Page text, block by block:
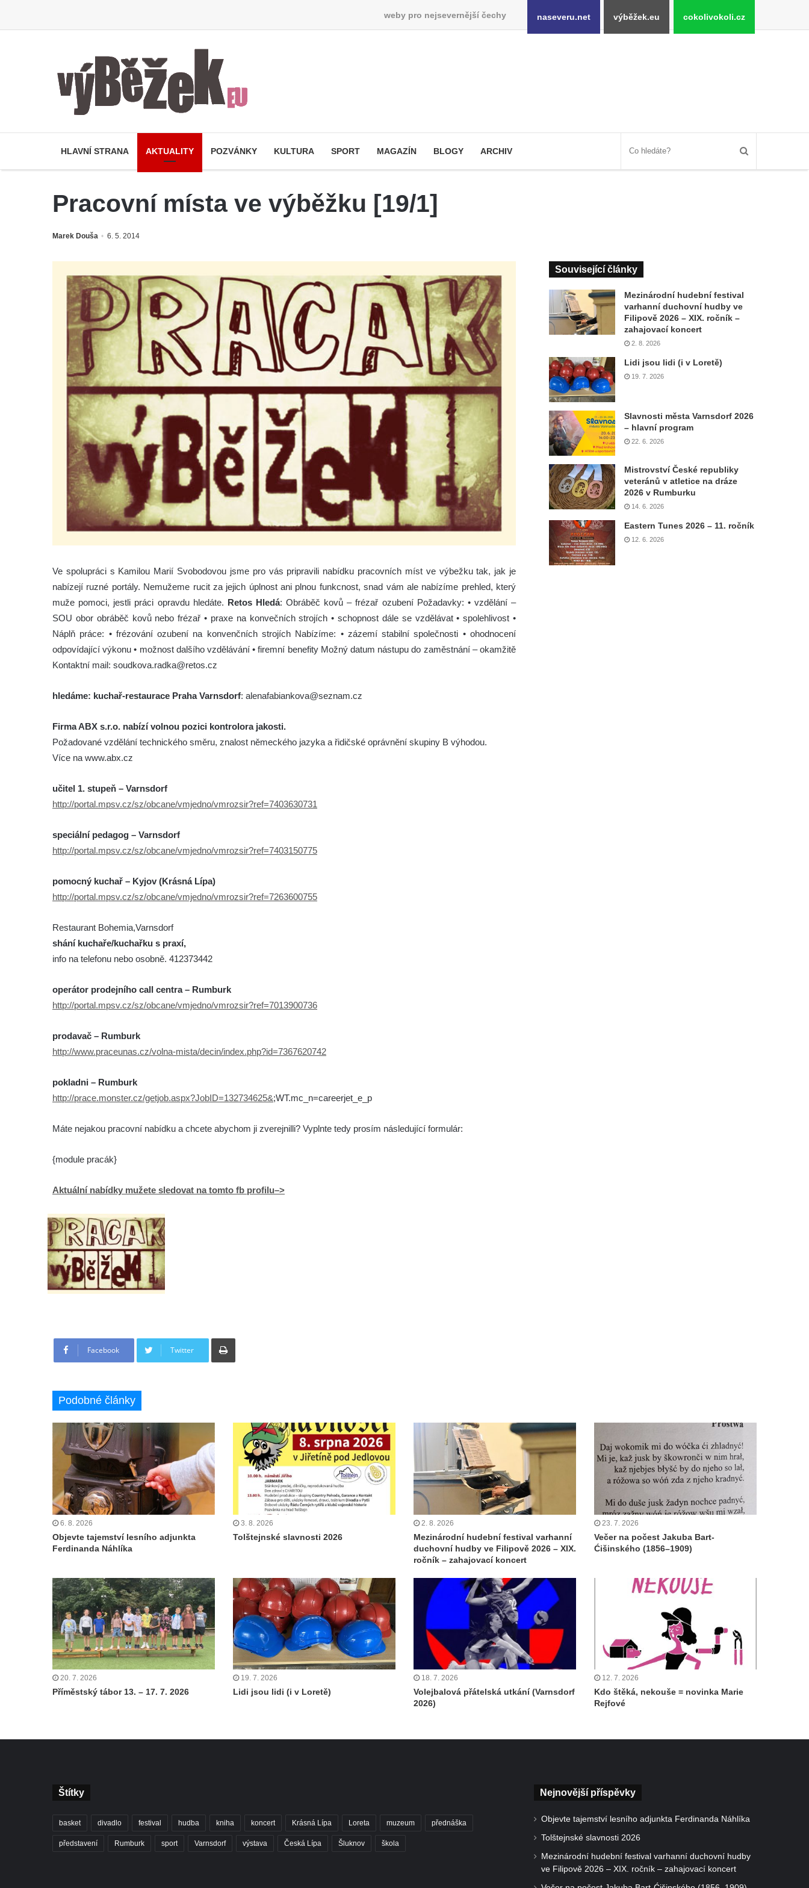
weby pro nejsevernější čechy naseveru.net výběžek.eu cokolivokoli.cz
HLAVNÍ STRANA AKTUALITY POZVÁNKY KULTURA SPORT MAGAZÍN BLOGY ARCHIV
Pracovní místa ve výběžku [19/1]
Marek Douša 6. 5. 2014
Ve spolupráci s Kamilou Marií Svobodovou jsme pro vás pripravili nabídku pracovních míst ve výbežku tak, jak je
nabízejí ruzné portály. Nemužeme rucit za jejich úplnost ani plnou funkcnost, snad vám ale nabízíme prehled, který
muže pomoci, jestli práci opravdu hledáte. Retos Hledá: Obráběč kovů – frézař ozubení Požadavky: • vzdělání –
SOU obor obráběč kovů nebo frézař • praxe na konvečních strojích • schopnost dále se vzdělávat • spolehlivost •
Náplň práce: • frézování ozubení na konvenčních strojích Nabízíme: • zázemí stabilní společnosti • ohodnocení
odpovídající výkonu • možnost dalšího vzdělávání • firemní benefity Možný datum nástupu do zaměstnání – okamžitě
Kontaktní mail: soudkova.radka@retos.cz
hledáme: kuchař-restaurace Praha Varnsdorf: alenafabiankova@seznam.cz
Firma ABX s.r.o. nabízí volnou pozici kontrolora jakosti.
Požadované vzdělání technického směru, znalost německého jazyka a řidičské oprávnění skupiny B výhodou.
Více na www.abx.cz
učitel 1. stupeň – Varnsdorf
http://portal.mpsv.cz/sz/obcane/vmjedno/vmrozsir?ref=7403630731
speciální pedagog – Varnsdorf
http://portal.mpsv.cz/sz/obcane/vmjedno/vmrozsir?ref=7403150775
pomocný kuchař – Kyjov (Krásná Lípa)
http://portal.mpsv.cz/sz/obcane/vmjedno/vmrozsir?ref=7263600755
Restaurant Bohemia,Varnsdorf
shání kuchaře/kuchařku s praxí,
info na telefonu nebo osobně. 412373442
operátor prodejního call centra – Rumburk
http://portal.mpsv.cz/sz/obcane/vmjedno/vmrozsir?ref=7013900736
prodavač – Rumburk
http://www.praceunas.cz/volna-mista/decin/index.php?id=7367620742
pokladni – Rumburk
http://prace.monster.cz/getjob.aspx?JobID=132734625&;WT.mc_n=careerjet_e_p
Máte nejakou pracovní nabídku a chcete abychom ji zverejnilli? Vyplnte tedy prosím následující formulár:
{module pracák}
Aktuální nabídky mužete sledovat na tomto fb profilu–>
Facebook Twitter
Tisknout
Související články
Mezinárodní hudební festival
varhanní duchovní hudby ve
Filipově 2026 – XIX. ročník –
zahajovací koncert
2. 8. 2026
Lidi jsou lidi (i v Loretě)
19. 7. 2026
Slavnosti města Varnsdorf 2026
– hlavní program
22. 6. 2026
Mistrovství České republiky
veteránů v atletice na dráze
2026 v Rumburku
14. 6. 2026
Eastern Tunes 2026 – 11. ročník
12. 6. 2026
Podobné články
6. 8. 2026
Objevte tajemství lesního adjunkta
Ferdinanda Náhlíka
3. 8. 2026
Tolštejnské slavnosti 2026
2. 8. 2026
Mezinárodní hudební festival varhanní
duchovní hudby ve Filipově 2026 – XIX.
ročník – zahajovací koncert
23. 7. 2026
Večer na počest Jakuba Bart-
Ćišinského (1856–1909)
20. 7. 2026
Příměstský tábor 13. – 17. 7. 2026
19. 7. 2026
Lidi jsou lidi (i v Loretě)
18. 7. 2026
Volejbalová přátelská utkání (Varnsdorf
2026)
12. 7. 2026
Kdo štěká, nekouše = novinka Marie
Rejfové
Štítky
basket divadlo festival hudba kniha koncert Krásná Lípa Loreta muzeum přednáška
představení Rumburk sport Varnsdorf výstava Česká Lípa Šluknov škola
Nejnovější příspěvky
Objevte tajemství lesního adjunkta Ferdinanda Náhlíka
Tolštejnské slavnosti 2026
Mezinárodní hudební festival varhanní duchovní hudby
ve Filipově 2026 – XIX. ročník – zahajovací koncert